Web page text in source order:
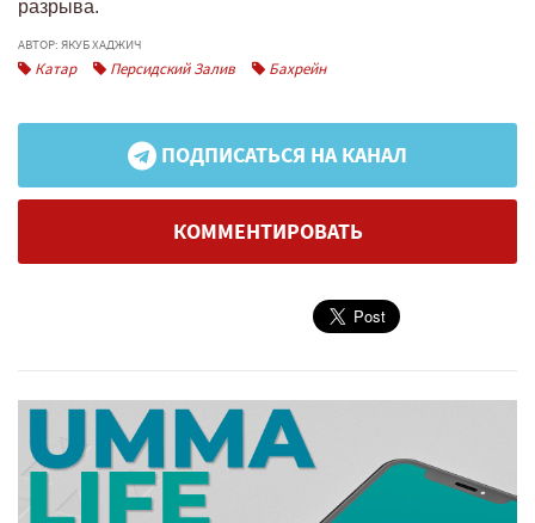
разрыва.
АВТОР: ЯКУБ ХАДЖИЧ
Катар Персидский Залив Бахрейн
ПОДПИСАТЬСЯ НА КАНАЛ
КОММЕНТИРОВАТЬ